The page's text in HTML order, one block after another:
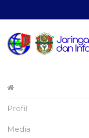
Profil
Media
Nomor : 2 | Tahun 2010